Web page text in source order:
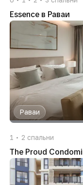
Essence в Раваи
Раваи
1 2 спальни
The Proud